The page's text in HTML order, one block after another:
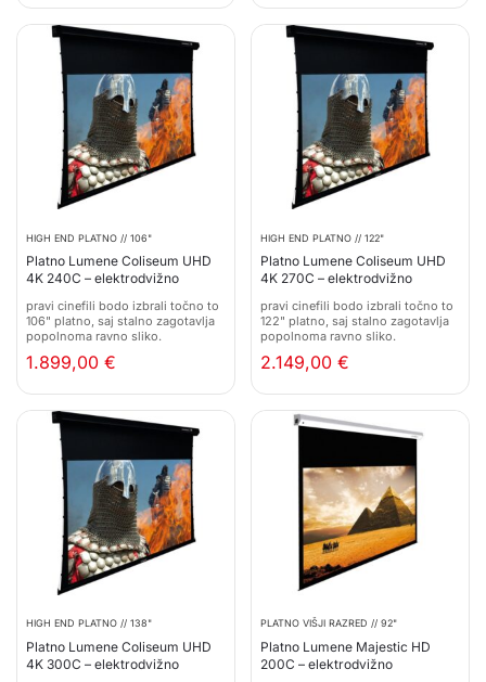
HIGH END PLATNO // 106"
Platno Lumene Coliseum UHD
4K 240C – elektrodvižno
pravi cinefili bodo izbrali točno to
106" platno, saj stalno zagotavlja
popolnoma ravno sliko.
1.899,00 €
HIGH END PLATNO // 122"
Platno Lumene Coliseum UHD
4K 270C – elektrodvižno
pravi cinefili bodo izbrali točno to
122" platno, saj stalno zagotavlja
popolnoma ravno sliko.
2.149,00 €
HIGH END PLATNO // 138"
Platno Lumene Coliseum UHD
4K 300C – elektrodvižno
PLATNO VIŠJI RAZRED // 92"
Platno Lumene Majestic HD
200C – elektrodvižno